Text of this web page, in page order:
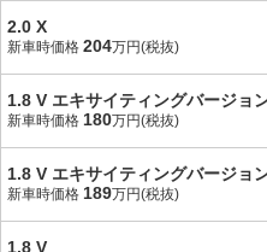
2.0 X
新車時価格 204万円(税抜)
1.8 V エキサイティングバージョ
新車時価格 180万円(税抜)
1.8 V エキサイティングバージョ
新車時価格 189万円(税抜)
1.8 V